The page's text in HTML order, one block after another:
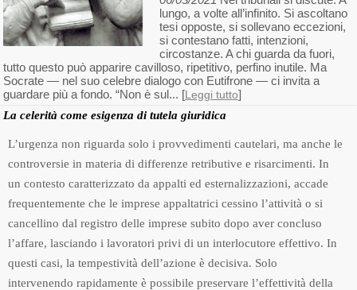
lungo, a volte all’infinito. Si ascoltano
tesi opposte, si sollevano eccezioni,
si contestano fatti, intenzioni,
circostanze. A chi guarda da fuori,
tutto questo può apparire cavilloso, ripetitivo, perfino inutile. Ma
Socrate — nel suo celebre dialogo con Eutifrone — ci invita a
guardare più a fondo. “Non è sul... [Leggi tutto]
La celerità come esigenza di tutela giuridica
L’urgenza non riguarda solo i provvedimenti cautelari, ma anche le
controversie in materia di differenze retributive e risarcimenti. In
un contesto caratterizzato da appalti ed esternalizzazioni, accade
frequentemente che le imprese appaltatrici cessino l’attività o si
cancellino dal registro delle imprese subito dopo aver concluso
l’affare, lasciando i lavoratori privi di un interlocutore effettivo. In
questi casi, la tempestività dell’azione è decisiva. Solo
intervenendo rapidamente è possibile preservare l’effettività della